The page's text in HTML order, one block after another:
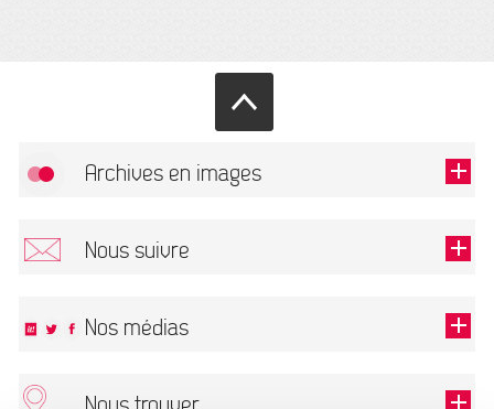
Archives en images
Nous suivre
Nos médias